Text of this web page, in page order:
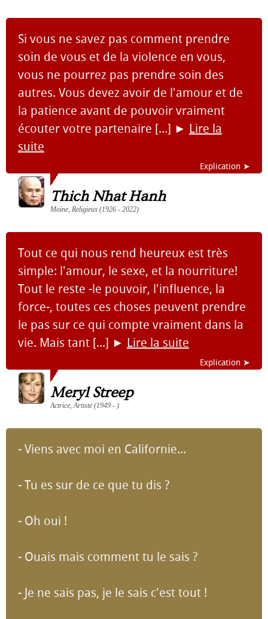
Si vous ne savez pas comment prendre
soin de vous et de la violence en vous,
vous ne pourrez pas prendre soin des
autres. Vous devez avoir de l'amour et de
la patience avant de pouvoir vraiment
écouter votre partenaire [...] ► Lire la
suite
Explication ➤
Thich Nhat Hanh
Moine, Religieux (1926 - 2022)
Tout ce qui nous rend heureux est très
simple: l'amour, le sexe, et la nourriture!
Tout le reste -le pouvoir, l'influence, la
force-, toutes ces choses peuvent prendre
le pas sur ce qui compte vraiment dans la
vie. Mais tant [...] ► Lire la suite
Explication ➤
Meryl Streep
Actrice, Artiste (1949 - )
- Viens avec moi en Californie...
- Tu es sur de ce que tu dis ?
- Oh oui !
- Ouais mais comment tu le sais ?
- Je ne sais pas, je le sais c'est tout !